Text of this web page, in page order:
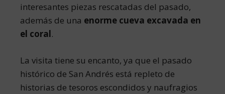
interesantes piezas rescatadas del pasado,
además de una enorme cueva excavada en
el coral.
La visita tiene su encanto, ya que el pasado
histórico de San Andrés está repleto de
historias de tesoros escondidos y naufragios